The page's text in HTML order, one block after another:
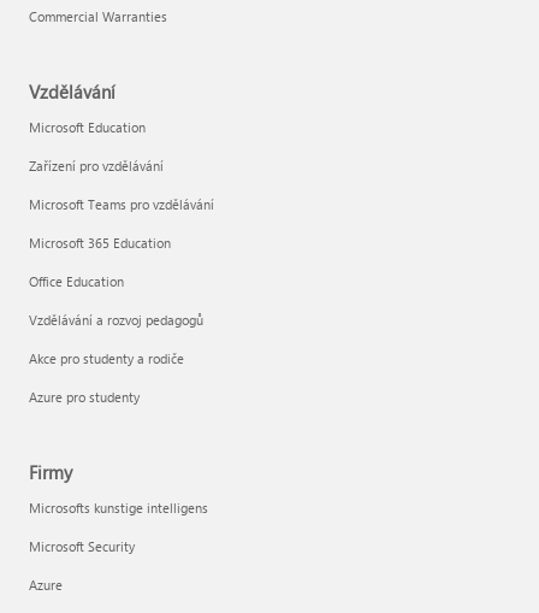
Commercial Warranties
Vzdělávání
Microsoft Education
Zařízení pro vzdělávání
Microsoft Teams pro vzdělávání
Microsoft 365 Education
Office Education
Vzdělávání a rozvoj pedagogů
Akce pro studenty a rodiče
Azure pro studenty
Firmy
Microsofts kunstige intelligens
Microsoft Security
Azure